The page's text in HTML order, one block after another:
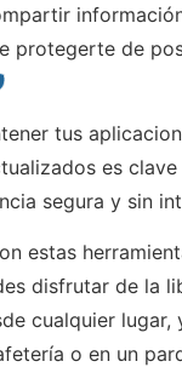
protegerte de
tus
es
segura y sin
estas
disfrutar de la
cualquier lugar,
o en un